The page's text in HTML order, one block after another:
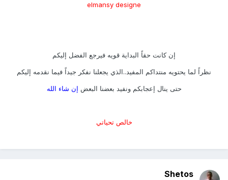
elmansy designe
إن كانت حقاً البداية قويه فيرجع الفضل إليكم
نظراً لما يحتويه منتداكم المفيد..الذي يجعلنا نفكر جيداً فيما نقدمه إليكم
حتى ينال إعجابكم ونفيد بعضنا البعض إن شاء الله
خالص تحياتي
Shetos